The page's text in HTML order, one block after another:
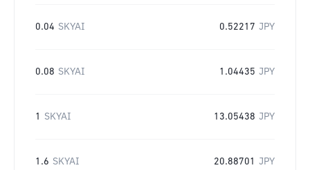
0.04 SKYAI 0.52217 JPY
0.08 SKYAI 1.04435 JPY
1 SKYAI 13.05438 JPY
1.6 SKYAI 20.88701 JPY